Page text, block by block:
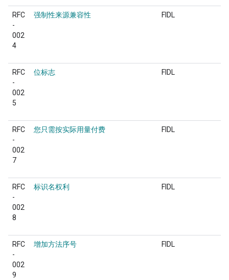
RFC
-
002
4
强制性来源兼容性 FIDL
RFC
-
002
5
位标志 FIDL
RFC
-
002
7
您只需按实际用量付费 FIDL
RFC
-
002
8
标识名权利 FIDL
RFC
-
002
9
增加方法序号 FIDL